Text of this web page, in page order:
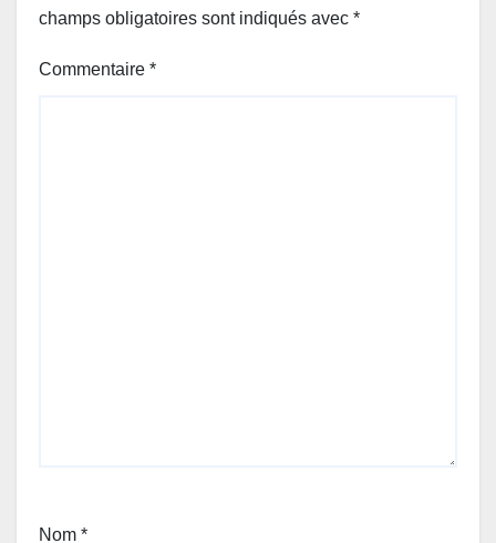
champs obligatoires sont indiqués avec *
Commentaire *
Nom *